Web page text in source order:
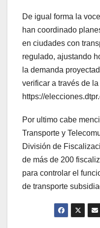
De igual forma la
han coordinado
en ciudades con
regulado, ajustando
la demanda
verificar a través de
https://
Por ultimo cabe
Transporte y
División de
de más de 200
para controlar el
de transporte